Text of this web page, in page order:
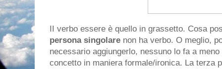
II verbo essere è quello in grassetto. Cosa
persona singolare non ha verbo. O meglio,
necessario aggiungerlo, nessuno lo fa a
concetto in maniera formale/ironica. La terza